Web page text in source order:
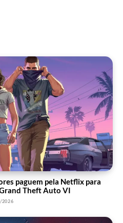
paguem pela Netflix para
Theft Auto VI
2026